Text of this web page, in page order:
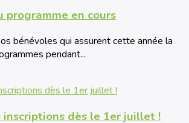
en cours
bénévoles qui assurent cette année la
pendant...
inscriptions dès le 1er juillet !